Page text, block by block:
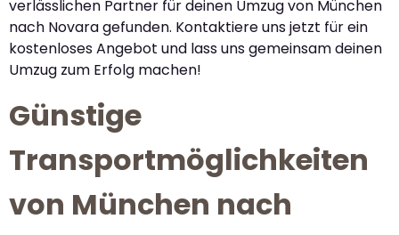
verlässlichen Partner für deinen Umzug von München
nach Novara gefunden. Kontaktiere uns jetzt für ein
kostenloses Angebot und lass uns gemeinsam deinen
Umzug zum Erfolg machen!
Günstige
Transportmöglichkeiten
von München nach